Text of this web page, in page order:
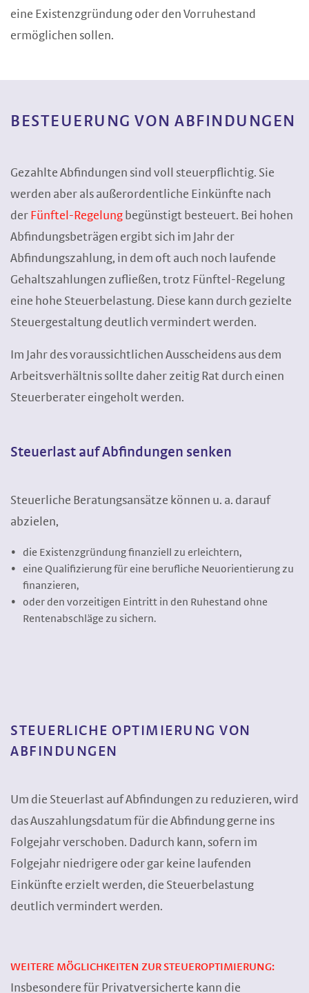
eine Existenzgründung oder den Vorruhestand
ermöglichen sollen.
BESTEUERUNG VON ABFINDUNGEN
Gezahlte Abfindungen sind voll steuerpflichtig. Sie
werden aber als außerordentliche Einkünfte nach
der Fünftel-Regelung begünstigt besteuert. Bei hohen
Abfindungsbeträgen ergibt sich im Jahr der
Abfindungszahlung, in dem oft auch noch laufende
Gehaltszahlungen zufließen, trotz Fünftel-Regelung
eine hohe Steuerbelastung. Diese kann durch gezielte
Steuergestaltung deutlich vermindert werden.
Im Jahr des voraussichtlichen Ausscheidens aus dem
Arbeitsverhältnis sollte daher zeitig Rat durch einen
Steuerberater eingeholt werden.
Steuerlast auf Abfindungen senken
Steuerliche Beratungsansätze können u. a. darauf
abzielen,
die Existenzgründung finanziell zu erleichtern,
eine Qualifizierung für eine berufliche Neuorientierung zu
finanzieren,
oder den vorzeitigen Eintritt in den Ruhestand ohne
Rentenabschläge zu sichern.
STEUERLICHE OPTIMIERUNG VON
ABFINDUNGEN
Um die Steuerlast auf Abfindungen zu reduzieren, wird
das Auszahlungsdatum für die Abfindung gerne ins
Folgejahr verschoben. Dadurch kann, sofern im
Folgejahr niedrigere oder gar keine laufenden
Einkünfte erzielt werden, die Steuerbelastung
deutlich vermindert werden.
WEITERE MÖGLICHKEITEN ZUR STEUEROPTIMIERUNG:
Insbesondere für Privatversicherte kann die